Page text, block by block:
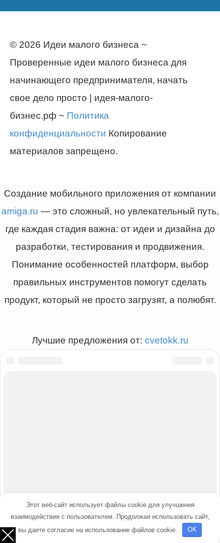
© 2026 Идеи малого бизнеса ~
Проверенные идеи малого бизнеса для
начинающего предпринимателя, начать
свое дело просто | идея-малого-
бизнес.рф ~ Политика
конфиденциальности Копирование
материалов запрещено.
Создание мобильного приложения от компании
amiga.ru — это сложный, но увлекательный путь,
где каждая стадия важна: от идеи и дизайна до
разработки, тестирования и продвижения.
Понимание особенностей платформ, выбор
правильных инструментов помогут сделать
продукт, который не просто загрузят, а полюбят.
Лучшие предложения от: cvetokk.ru
Этот веб-сайт использует файлы cookie для улучшения
взаимодействия с пользователем. Продолжая использовать сайт,
вы даете согласие на использование файлов cookie.
OK